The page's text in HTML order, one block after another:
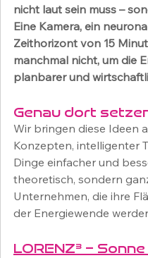
nicht laut sein muss –
Eine Kamera, ein
Zeithorizont von 15
manchmal nicht, um die
planbarer und
Genau dort
Wir bringen diese Ideen
Konzepten, intelligenter
Dinge einfacher und
theoretisch, sondern
Unternehmen, die ihre
der Energiewende
LORENZ³ –